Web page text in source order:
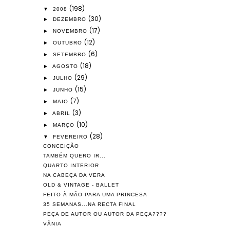
▼ 2008 (198)
► DEZEMBRO (30)
► NOVEMBRO (17)
► OUTUBRO (12)
► SETEMBRO (6)
► AGOSTO (18)
► JULHO (29)
► JUNHO (15)
► MAIO (7)
► ABRIL (3)
► MARÇO (10)
▼ FEVEREIRO (28)
CONCEIÇÃO
TAMBÉM QUERO IR...
QUARTO INTERIOR
NA CABEÇA DA VERA
OLD & VINTAGE - BALLET
FEITO À MÃO PARA UMA PRINCESA
35 SEMANAS...NA RECTA FINAL
PEÇA DE AUTOR OU AUTOR DA PEÇA????
VÂNIA